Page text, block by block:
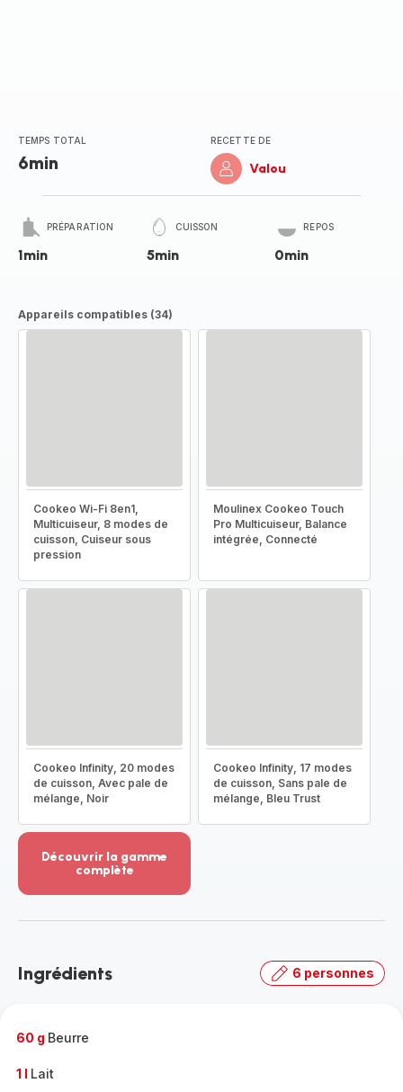
TEMPS TOTAL
6min
RECETTE DE
Valou
PRÉPARATION
1min
CUISSON
5min
REPOS
0min
Appareils compatibles (34)
Cookeo Wi-Fi 8en1,
Multicuiseur, 8 modes de
cuisson, Cuiseur sous
pression
Moulinex Cookeo Touch
Pro Multicuiseur, Balance
intégrée, Connecté
Cookeo Infinity, 20 modes
de cuisson, Avec pale de
mélange, Noir
Cookeo Infinity, 17 modes
de cuisson, Sans pale de
mélange, Bleu Trust
Découvrir la gamme
complète
-
gamme
Ingrédients 6 personnes
60 g Beurre
1 l Lait